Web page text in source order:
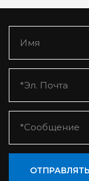
ОТПРАВЛЯТЬ